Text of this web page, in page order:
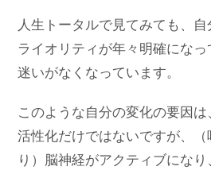
人生トータルで見てみても、
ライオリティが年々明確にな
迷いがなくなっています。
このような自分の変化の要因
活性化だけではないですが、（
り）脳神経がアクティブにな